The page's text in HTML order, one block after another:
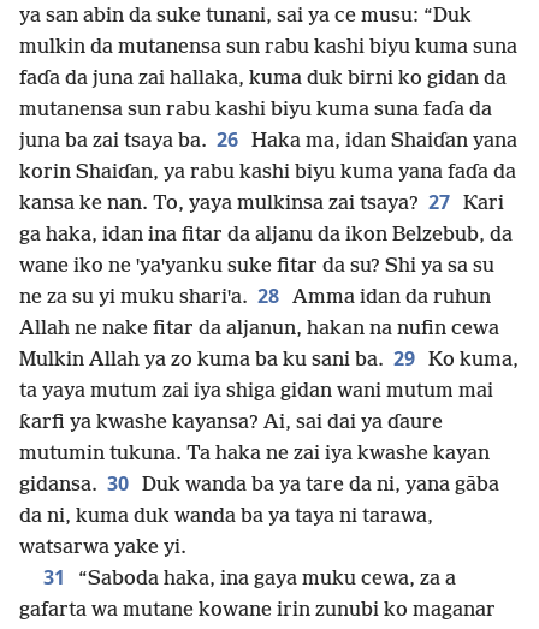
ya san abin da suke tunani, sai ya ce musu: “Duk
mulkin da mutanensa sun rabu kashi biyu kuma suna
faɗa da juna zai hallaka, kuma duk birni ko gidan da
mutanensa sun rabu kashi biyu kuma suna faɗa da
juna ba zai tsaya ba. 26 Haka ma, idan Shaiɗan yana
korin Shaiɗan, ya rabu kashi biyu kuma yana faɗa da
kansa ke nan. To, yaya mulkinsa zai tsaya? 27 Ƙari
ga haka, idan ina fitar da aljanu da ikon Belzebub, da
wane iko ne ꞌyaꞌyanku suke fitar da su? Shi ya sa su
ne za su yi muku shariꞌa. 28 Amma idan da ruhun
Allah ne nake fitar da aljanun, hakan na nufin cewa
Mulkin Allah ya zo kuma ba ku sani ba. 29 Ko kuma,
ta yaya mutum zai iya shiga gidan wani mutum mai
ƙarfi ya kwashe kayansa? Ai, sai dai ya ɗaure
mutumin tukuna. Ta haka ne zai iya kwashe kayan
gidansa. 30 Duk wanda ba ya tare da ni, yana gāba
da ni, kuma duk wanda ba ya taya ni tarawa,
watsarwa yake yi.
31
“Saboda haka, ina gaya muku cewa, za a
gafarta wa mutane kowane irin zunubi ko maganar